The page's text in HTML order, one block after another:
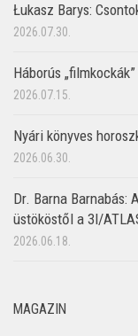
Łukasz Barys:
2026.07.30.
Háborús „filmkockák”
2026.07.15.
Nyári könyves
2026.06.30.
Dr. Barna Barnabás:
üstököstől a 3I/
2026.06.18.
MAGAZIN